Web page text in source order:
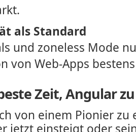
als Standard
und zoneless Mode
von Web-Apps
Zeit, Angular
von einem Pionier zu
jetzt einsteigt oder